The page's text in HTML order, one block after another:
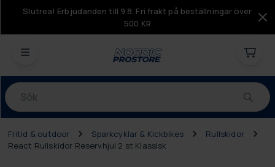
Slutrea! Erbjudanden till 9.8. Fri frakt på beställningar över
500 KR
Produkter
Fritid & outdoor Sparkcyklar & Kickbikes
Rullskidor
React Rullskidor Reservhjul 2 st Klassisk